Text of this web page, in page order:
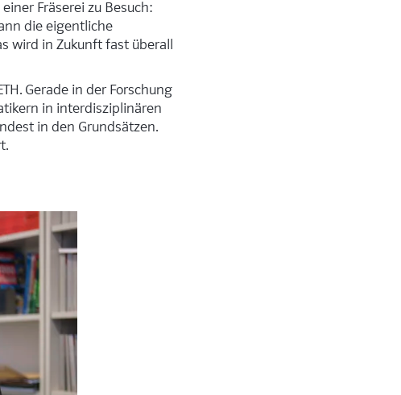
Fräserei zu Besuch:
die eigentliche
wird in Zukunft fast überall
Gerade in der Forschung
in interdisziplinären
in den Grundsätzen.